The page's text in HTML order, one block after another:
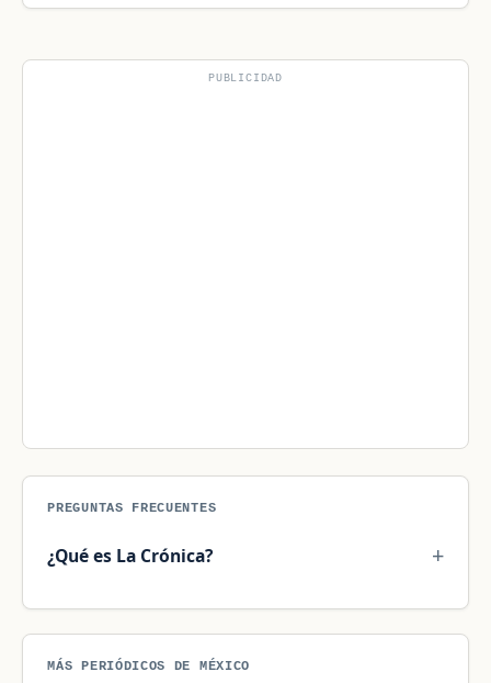
PUBLICIDAD
PREGUNTAS FRECUENTES
¿Qué es La Crónica?
MÁS PERIÓDICOS DE MÉXICO